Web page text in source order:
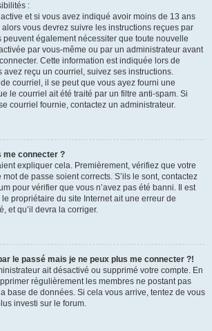
:
et si vous avez indiqué avoir moins de 13 ans
alors vous devrez suivre les instructions reçues par
peuvent également nécessiter que toute nouvelle
par vous-même ou par un administrateur avant
Cette information est indiquée lors de
avez reçu un courriel, suivez ses instructions.
courriel, il se peut que vous ayez fourni une
le courriel ait été traité par un filtre anti-spam. Si
courriel fournie, contactez un administrateur.
me connecter ?
expliquer cela. Premièrement, vérifiez que votre
mot de passe soient corrects. S’ils le sont, contactez
pour vérifier que vous n’avez pas été banni. Il est
propriétaire du site Internet ait une erreur de
et qu’il devra la corriger.
le passé mais je ne peux plus me connecter ?!
ait désactivé ou supprimé votre compte. En
régulièrement les membres ne postant pas
base de données. Si cela vous arrive, tentez de vous
investi sur le forum.